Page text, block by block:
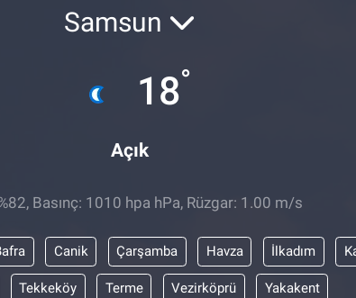
Samsun
18°
Açık
Basınç: 1010 hpa hPa, Rüzgar: 1.00 m/s
Canik Çarşamba Havza İlkadım
Tekkeköy Terme Vezirköprü Yakakent